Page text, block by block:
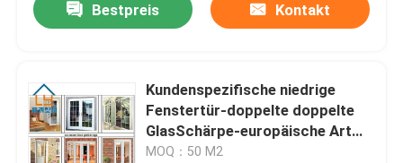
Bestpreis Kontakt
Kundenspezifische niedrige
Fenstertür-doppelte doppelte
GlasSchärpe-europäische Art
der Schwellen-UPVC
MOQ：50 M2